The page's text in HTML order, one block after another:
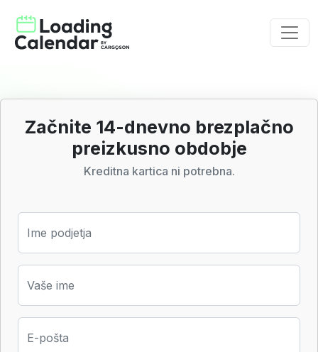
Začnite 14-dnevno brezplačno
preizkusno obdobje
Kreditna kartica ni potrebna.
Ime podjetja
Vaše ime
E-pošta